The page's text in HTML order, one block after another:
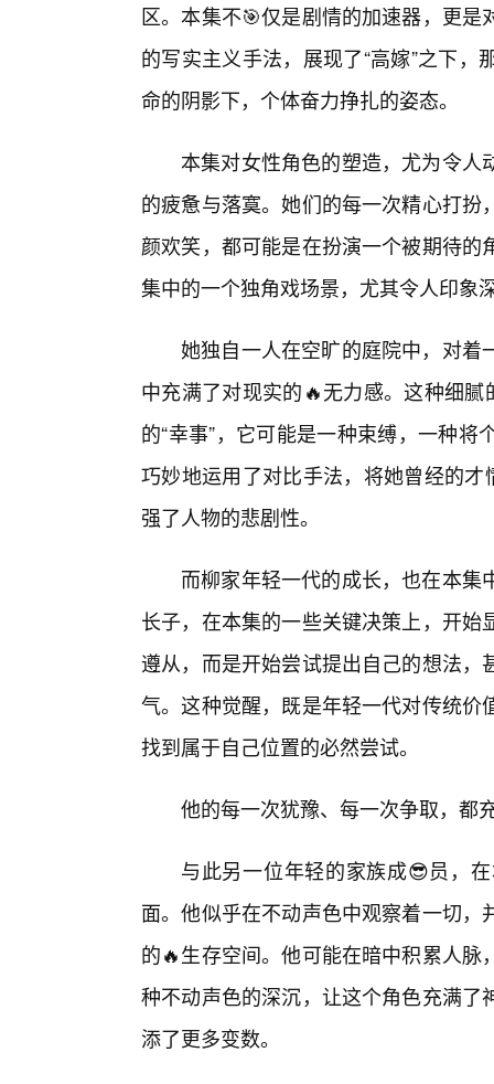
区。本集不🎯仅是剧情的加速器，更
的写实主义手法，展现了“高嫁”之下
命的阴影下，个体奋力挣扎的姿态。
本集对女性角色的塑造，尤为令人
的疲惫与落寞。她们的每一次精心打
颜欢笑，都可能是在扮演一个被期待
集中的一个独角戏场景，尤其令人印象
她独自一人在空旷的庭院中，对着
中充满了对现实的🔥无力感。这种细
的“幸事”，它可能是一种束缚，一种
巧妙地运用了对比手法，将她曾经的
强了人物的悲剧性。
而柳家年轻一代的成长，也在本
长子，在本集的一些关键决策上，开
遵从，而是开始尝试提出自己的想法
气。这种觉醒，既是年轻一代对传统
找到属于自己位置的必然尝试。
他的每一次犹豫、每一次争取，都
与此另一位年轻的家族成😎员，
面。他似乎在不动声色中观察着一切
的🔥生存空间。他可能在暗中积累人
种不动声色的深沉，让这个角色充满
添了更多变数。